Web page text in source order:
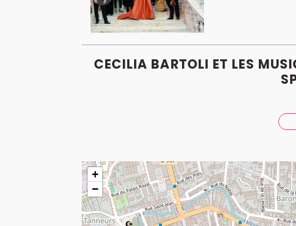
CECILIA BARTOLI ET LES
+
−